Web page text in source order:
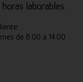
laborables.
de 8:00 a 14:00